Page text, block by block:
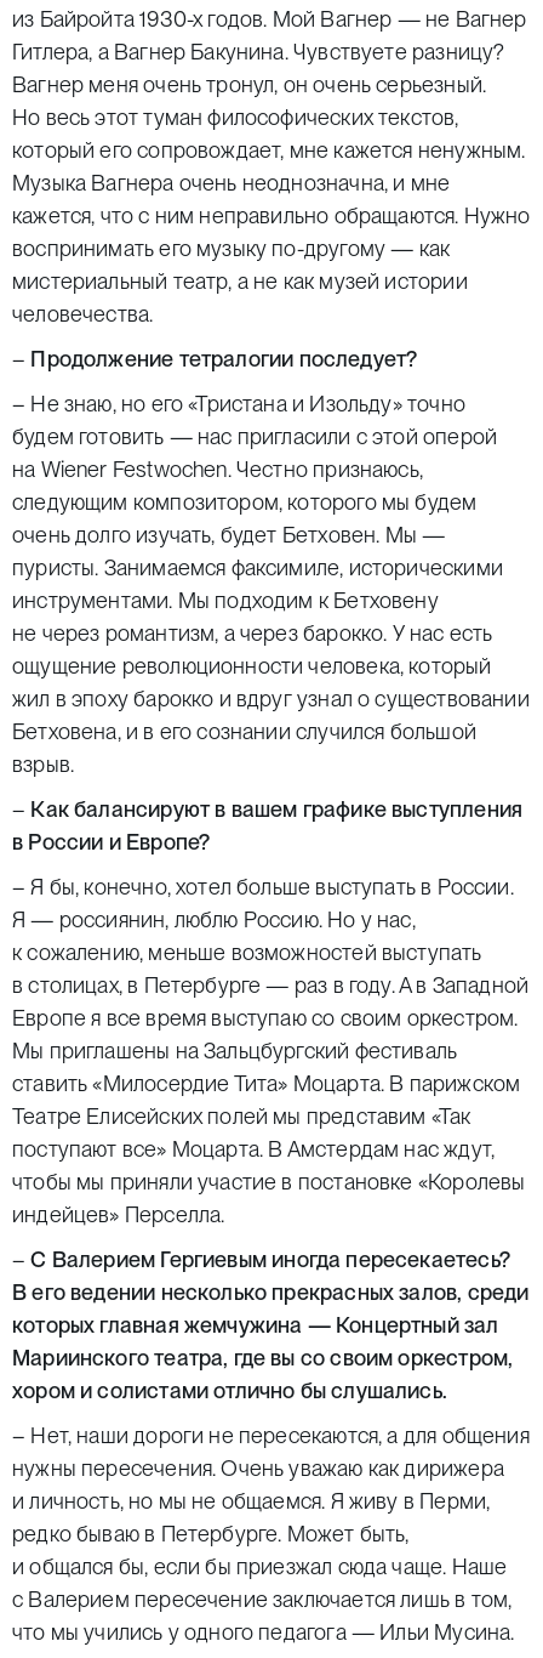
из Байройта 1930-х годов. Мой Вагнер — не Вагнер
Гитлера, а Вагнер Бакунина. Чувствуете разницу?
Вагнер меня очень тронул, он очень серьезный.
Но весь этот туман философических текстов,
который его сопровождает, мне кажется ненужным.
Музыка Вагнера очень неоднозначна, и мне
кажется, что с ним неправильно обращаются. Нужно
воспринимать его музыку по-другому — как
мистериальный театр, а не как музей истории
человечества.
– Продолжение тетралогии последует?
– Не знаю, но его «Тристана и Изольду» точно
будем готовить — нас пригласили с этой оперой
на Wiener Festwochen. Честно признаюсь,
следующим композитором, которого мы будем
очень долго изучать, будет Бетховен. Мы —
пуристы. Занимаемся факсимиле, историческими
инструментами. Мы подходим к Бетховену
не через романтизм, а через барокко. У нас есть
ощущение революционности человека, который
жил в эпоху барокко и вдруг узнал о существовании
Бетховена, и в его сознании случился большой
взрыв.
– Как балансируют в вашем графике выступления
в России и Европе?
– Я бы, конечно, хотел больше выступать в России.
Я — россиянин, люблю Россию. Но у нас,
к сожалению, меньше возможностей выступать
в столицах, в Петербурге — раз в году. А в Западной
Европе я все время выступаю со своим оркестром.
Мы приглашены на Зальцбургский фестиваль
ставить «Милосердие Тита» Моцарта. В парижском
Театре Елисейских полей мы представим «Так
поступают все» Моцарта. В Амстердам нас ждут,
чтобы мы приняли участие в постановке «Королевы
индейцев» Перселла.
–С Валерием Гергиевым иногда пересекаетесь?
В его ведении несколько прекрасных залов, среди
которых главная жемчужина — Концертный зал
Мариинского театра, где вы со своим оркестром,
хором и солистами отлично бы слушались.
– Нет, наши дороги не пересекаются, а для общения
нужны пересечения. Очень уважаю как дирижера
и личность, но мы не общаемся. Я живу в Перми,
редко бываю в Петербурге. Может быть,
и общался бы, если бы приезжал сюда чаще. Наше
с Валерием пересечение заключается лишь в том,
что мы учились у одного педагога — Ильи Мусина.